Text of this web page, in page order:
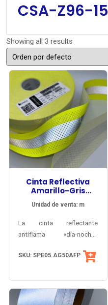
CSA-Z96-15
Showing all 3 results
Cinta Reflectiva
Amarillo-Gris
Antiflama
Perforada
Unidad de venta: m
La cinta reflectante
antiflama «día-noche»
SPE05.AG50AFP ofrece
nocturna de alto
rendimiento certificada (30
lavados), incorporando
noche» Visioner® se
cuerpo reflectante bicolor,
sin bandas grises
sobrepuestas que puedan
SKU: SPE05.AG50AFP